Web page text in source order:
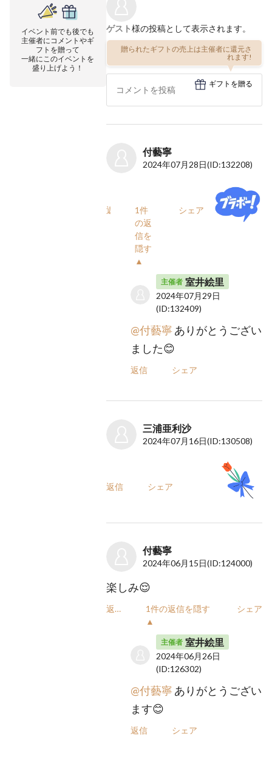
イベント前でも後でも
主催者にコメントやギ
フトを贈って
一緒にこのイベントを
盛り上げよう！
ゲスト様の投稿として表示されます。
贈られたギフトの売上は主催者に還元さ
れます!
ギフトを贈る
付藝寧
2024年07月28日(ID:132208)
1件
の返
信を
隠す
▲
シェア
主催者 室井絵里
2024年07月29日
(ID:132409)
@付藝寧ありがとうござい
ました😊
返信 シェア
三浦亜利沙
2024年07月16日(ID:130508)
返信 シェア
付藝寧
2024年06月15日(ID:124000)
楽しみ😌
返信
1件の返信を隠す
▲
シェア
主催者 室井絵里
2024年06月26日
(ID:126302)
@付藝寧ありがとうござい
ます😊
返信 シェア